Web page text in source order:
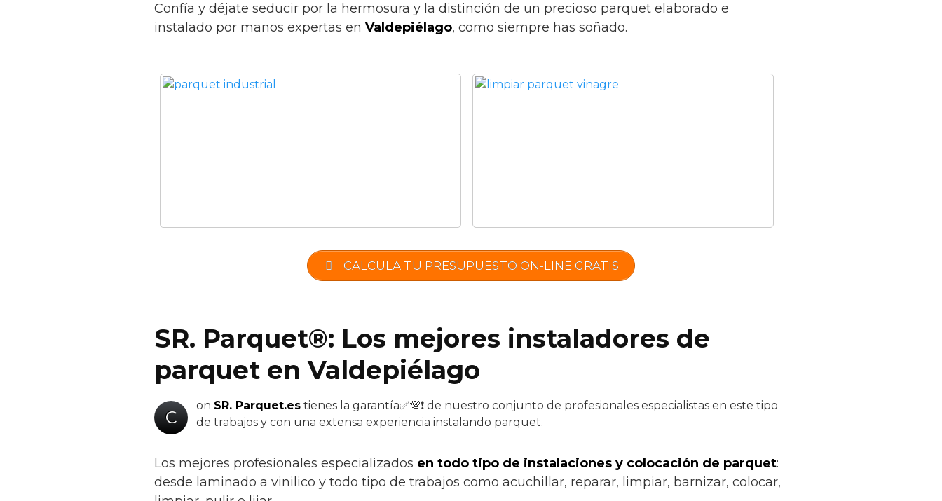
Confía y déjate seducir por la hermosura y la distinción de un precioso parquet elaborado e
instalado por manos expertas en Valdepiélago, como siempre has soñado.
CALCULA TU PRESUPUESTO ON-LINE GRATIS
SR. Parquet®: Los mejores instaladores de
parquet en Valdepiélago
C
on SR. Parquet.es tienes la garantía✅💯❗ de nuestro conjunto de profesionales especialistas en este tipo
de trabajos y con una extensa experiencia instalando parquet.
Los mejores profesionales especializados en todo tipo de instalaciones y colocación de parquet:
desde laminado a vinilico y todo tipo de trabajos como acuchillar, reparar, limpiar, barnizar, colocar,